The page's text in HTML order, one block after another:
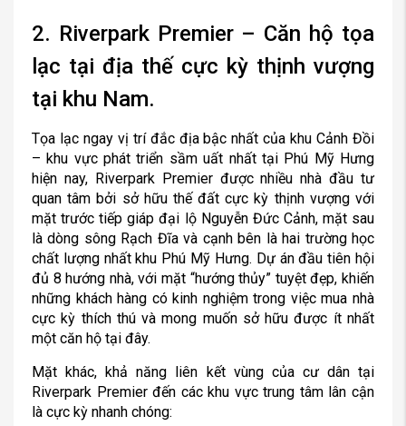
2. Riverpark Premier – Căn hộ tọa
lạc tại địa thế cực kỳ thịnh vượng
tại khu Nam.
Tọa lạc ngay vị trí đắc địa bậc nhất của khu Cảnh Đồi
– khu vực phát triển sầm uất nhất tại Phú Mỹ Hưng
hiện nay, Riverpark Premier được nhiều nhà đầu tư
quan tâm bởi sở hữu thế đất cực kỳ thịnh vượng với
mặt trước tiếp giáp đại lộ Nguyễn Đức Cảnh, mặt sau
là dòng sông Rạch Đĩa và cạnh bên là hai trường học
chất lượng nhất khu Phú Mỹ Hưng. Dự án đầu tiên hội
đủ 8 hướng nhà, với mặt “hướng thủy” tuyệt đẹp, khiến
những khách hàng có kinh nghiệm trong việc mua nhà
cực kỳ thích thú và mong muốn sở hữu được ít nhất
một căn hộ tại đây.
Mặt khác, khả năng liên kết vùng của cư dân tại
Riverpark Premier đến các khu vực trung tâm lân cận
là cực kỳ nhanh chóng: